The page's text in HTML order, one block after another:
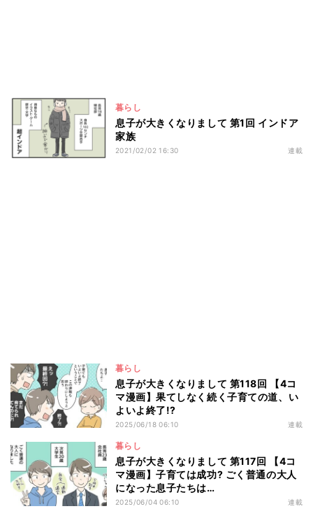
暮らし
息子が大きくなりまして 第1回 インドア
家族
2021/02/02 16:30 連載
暮らし
息子が大きくなりまして 第118回 【4コ
マ漫画】果てしなく続く子育ての道、い
よいよ終了!?
2025/06/18 06:10 連載
暮らし
息子が大きくなりまして 第117回 【4コ
マ漫画】子育ては成功? ごく普通の大人
になった息子たちは…
2025/06/04 06:10 連載